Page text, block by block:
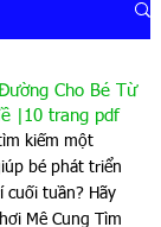
Cho Bé Từ
|10 trang pdf
kiếm một
bé phát triển
cuối tuần? Hãy
Mê Cung Tìm